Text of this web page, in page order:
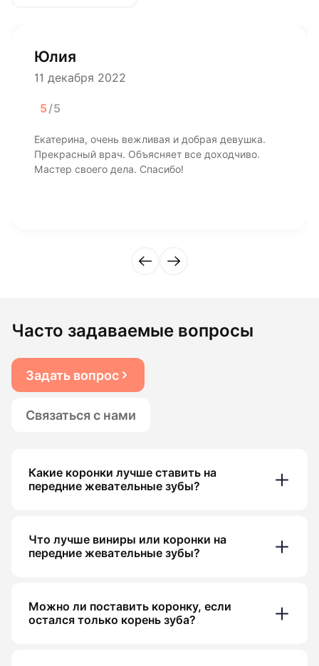
Юлия
11 декабря 2022
5/5
Екатерина, очень вежливая и добрая девушка.
Прекрасный врач. Объясняет все доходчиво.
Мастер своего дела. Спасибо!
Часто задаваемые вопросы
Задать вопрос
Связаться с нами
Какие коронки лучше ставить на
передние жевательные зубы?
Что лучше виниры или коронки на
передние жевательные зубы?
Можно ли поставить коронку, если
остался только корень зуба?